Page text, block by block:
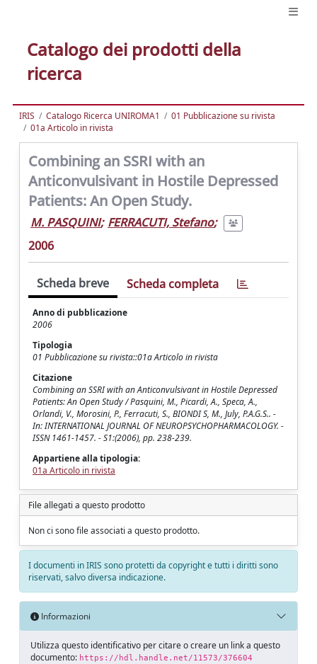
Catalogo dei prodotti della
ricerca
IRIS Catalogo Ricerca UNIROMA1
01 Pubblicazione su rivista
01a Articolo in rivista
Combining an SSRI with an
Anticonvulsivant in Hostile Depressed
Patients: An Open Study.
M. PASQUINI; FERRACUTI, Stefano;
2006
Scheda breve Scheda completa
Anno di pubblicazione
2006
Tipologia
01 Pubblicazione su rivista::01a Articolo in rivista
Citazione
Combining an SSRI with an Anticonvulsivant in Hostile Depressed
Patients: An Open Study / Pasquini, M., Picardi, A., Speca, A.,
Orlandi, V., Morosini, P., Ferracuti, S., BIONDI S, M., July, P.A.G.S.. -
In: INTERNATIONAL JOURNAL OF NEUROPSYCHOPHARMACOLOGY. -
ISSN 1461-1457. - S1:(2006), pp. 238-239.
Appartiene alla tipologia:
01a Articolo in rivista
File allegati a questo prodotto
Non ci sono file associati a questo prodotto.
I documenti in IRIS sono protetti da copyright e tutti i diritti sono
riservati, salvo diversa indicazione.
Informazioni
Utilizza questo identificativo per citare o creare un link a questo
documento: https://hdl.handle.net/11573/376604